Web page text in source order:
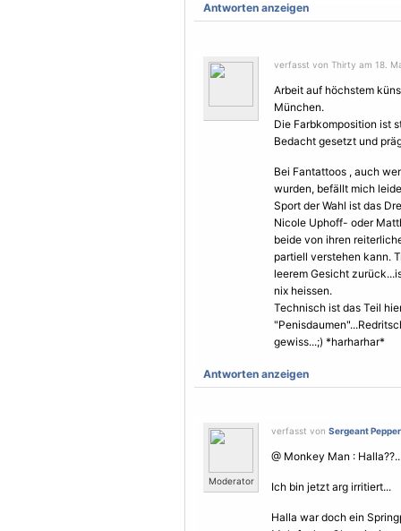
Antworten anzeigen
verfasst von Thirty am 18.
Arbeit auf höchstem
München.
Die Farbkomposition ist
Bedacht gesetzt und
Bei Fantattoos , auch
wurden, befällt mich
Sport der Wahl ist das
Nicole Uphoff- oder
beide von ihren
partiell verstehen kann.
leerem Gesicht
nix heissen.
Technisch ist das Teil
gewiss...;) *harharhar*
Antworten anzeigen
Moderator
verfasst von Sergeant Pepper
@ Monkey Man :
Ich bin jetzt arg irritiert...
Halla war doch ein